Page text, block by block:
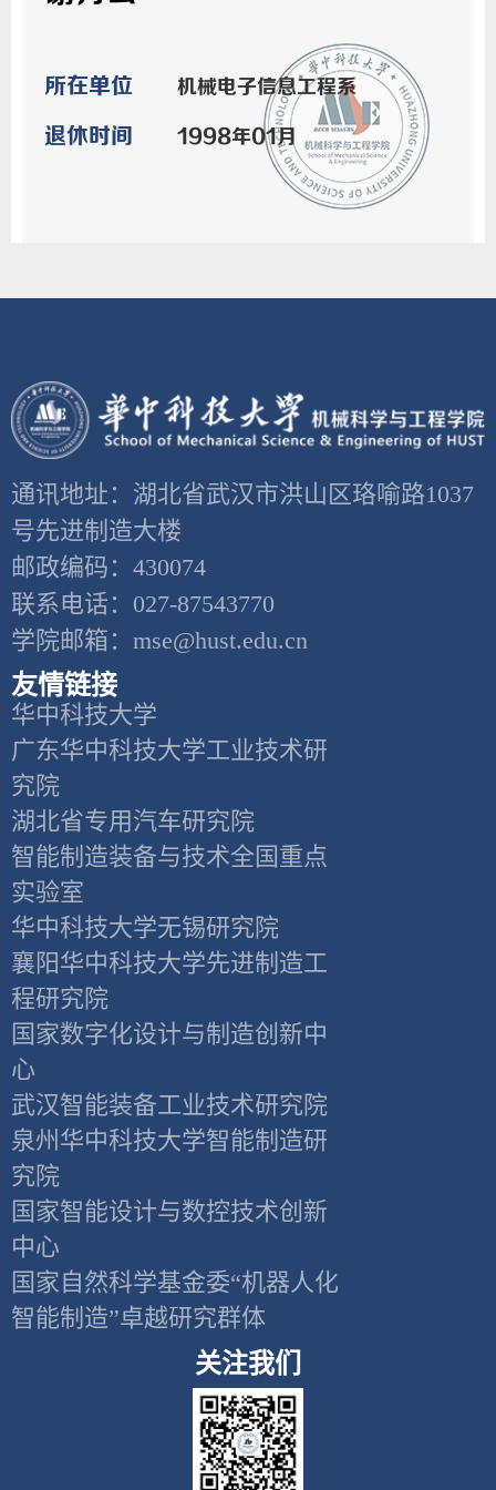
所在单位 机械电子信息工程系
退休时间 1998年01月
通讯地址：湖北省武汉市洪山区珞喻路1037
号先进制造大楼
邮政编码：430074
联系电话：027-87543770
学院邮箱：mse@hust.edu.cn
友情链接
华中科技大学
广东华中科技大学工业技术研
究院
湖北省专用汽车研究院
智能制造装备与技术全国重点
实验室
华中科技大学无锡研究院
襄阳华中科技大学先进制造工
程研究院
国家数字化设计与制造创新中
心
武汉智能装备工业技术研究院
泉州华中科技大学智能制造研
究院
国家智能设计与数控技术创新
中心
国家自然科学基金委“机器人化
智能制造”卓越研究群体
关注我们